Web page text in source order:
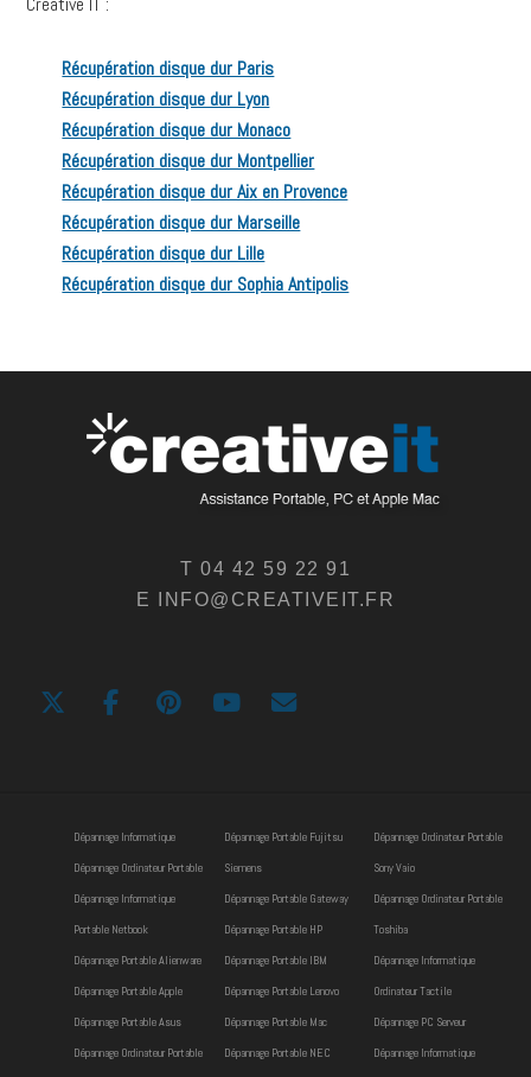
Récupération disque dur Paris
Récupération disque dur Lyon
Récupération disque dur Monaco
Récupération disque dur Montpellier
Récupération disque dur Aix en Provence
Récupération disque dur Marseille
Récupération disque dur Lille
Récupération disque dur Sophia Antipolis
T 04 42 59 22 91
E INFO@CREATIVEIT.FR
Dépannage Informatique
Dépannage Ordinateur Portable
Dépannage Informatique
Portable Netbook
Dépannage Portable Alienware
Dépannage Portable Apple
Dépannage Portable Asus
Dépannage Ordinateur Portable
Dépannage Portable Fujitsu
Siemens
Dépannage Portable Gateway
Dépannage Portable HP
Dépannage Portable IBM
Dépannage Portable Lenovo
Dépannage Portable Mac
Dépannage Portable NEC
Dépannage Ordinateur Portable
Sony Vaio
Dépannage Ordinateur Portable
Toshiba
Dépannage Informatique
Ordinateur Tactile
Dépannage PC Serveur
Dépannage Informatique